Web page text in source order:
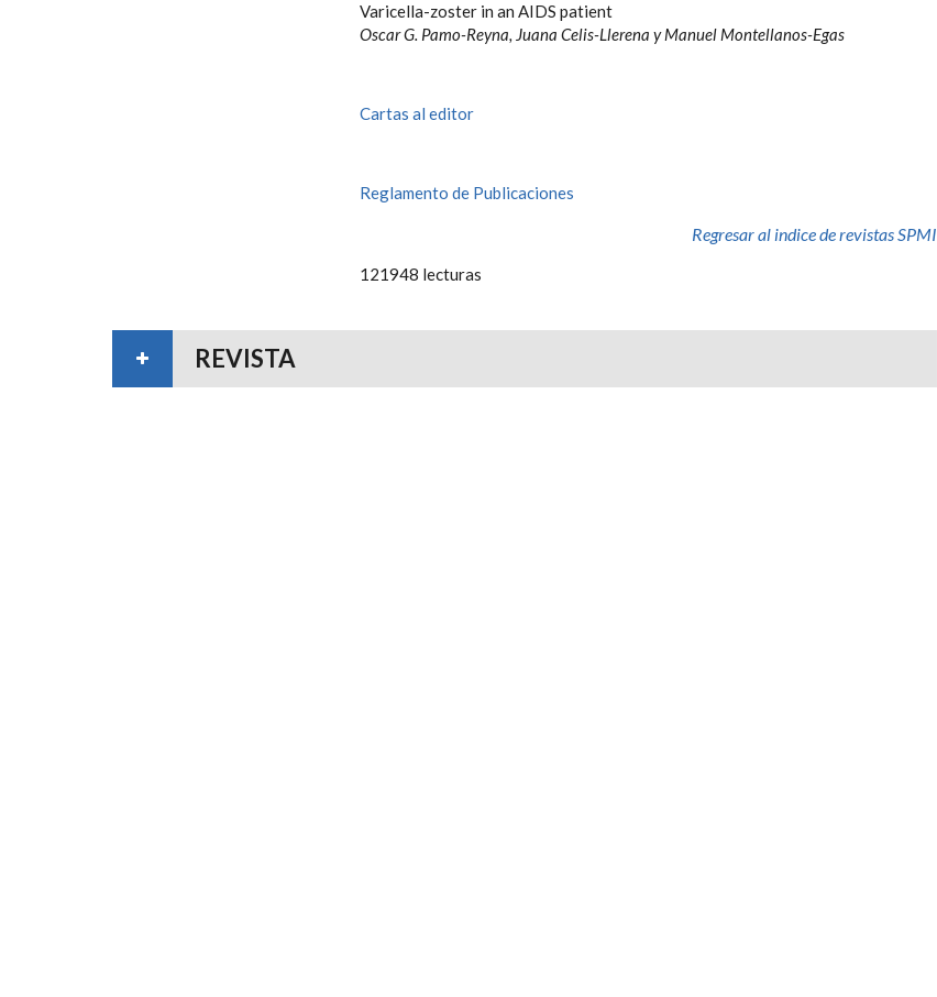
Varicella-zoster in an AIDS patient
Oscar G. Pamo-Reyna, Juana Celis-Llerena y Manuel Montellanos-Egas
Cartas al editor
Reglamento de Publicaciones
Regresar al indice de revistas SPMI
121948 lecturas
REVISTA